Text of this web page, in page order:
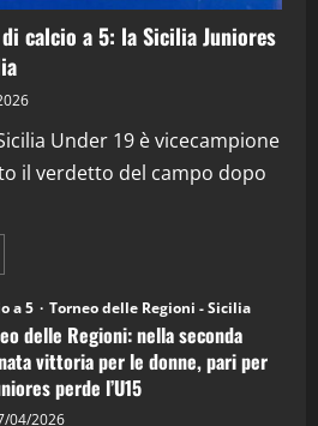
in Podcast
in Podcast: 26^ Puntata
04/2026
calcio a 5: la Sicilia Juniores
Under 19 è vicecampione
il verdetto del campo dopo
a 5 Torneo delle Regioni - Sicilia
delle Regioni: nella seconda
vittoria per le donne, pari per
perde l’U15
04/2026